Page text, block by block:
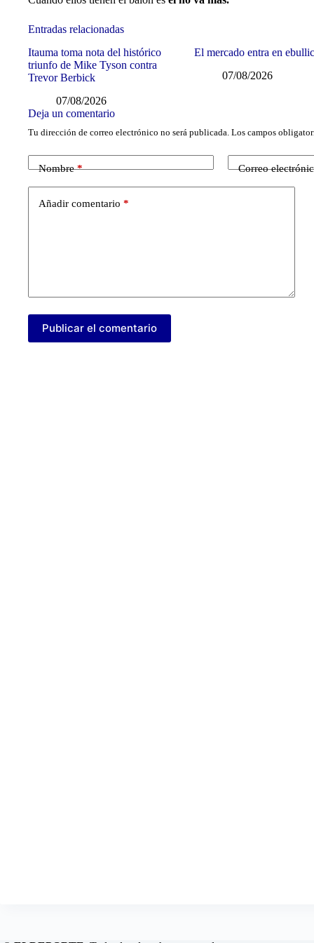
Entradas relacionadas
Itauma toma nota del histórico
triunfo de Mike Tyson contra
Trevor Berbick
07/08/2026
El mercado entra en
07/08/2026
Deja un comentario
Tu dirección de correo electrónico no será publicada. Los campos
Nombre* Correo
Añadir comentario *
Publicar el comentario